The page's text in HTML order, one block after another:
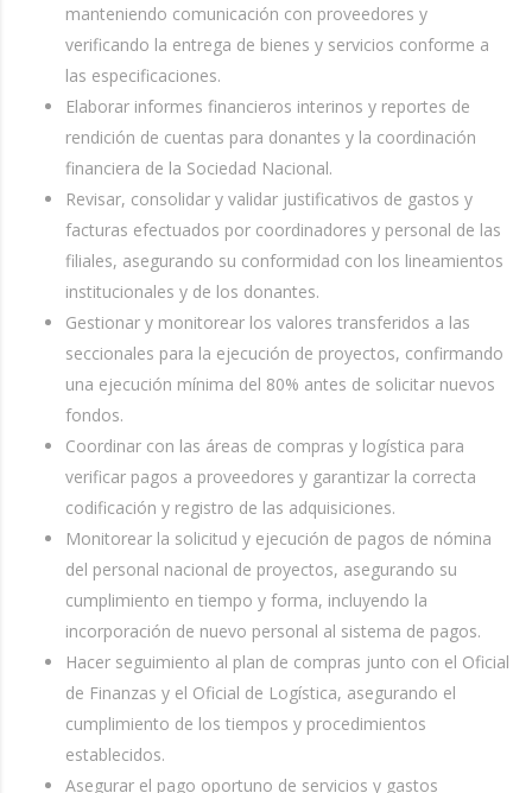
manteniendo comunicación con proveedores y
verificando la entrega de bienes y servicios conforme a
las especificaciones.
Elaborar informes financieros interinos y reportes de
rendición de cuentas para donantes y la coordinación
financiera de la Sociedad Nacional.
Revisar, consolidar y validar justificativos de gastos y
facturas efectuados por coordinadores y personal de las
filiales, asegurando su conformidad con los lineamientos
institucionales y de los donantes.
Gestionar y monitorear los valores transferidos a las
seccionales para la ejecución de proyectos, confirmando
una ejecución mínima del 80% antes de solicitar nuevos
fondos.
Coordinar con las áreas de compras y logística para
verificar pagos a proveedores y garantizar la correcta
codificación y registro de las adquisiciones.
Monitorear la solicitud y ejecución de pagos de nómina
del personal nacional de proyectos, asegurando su
cumplimiento en tiempo y forma, incluyendo la
incorporación de nuevo personal al sistema de pagos.
Hacer seguimiento al plan de compras junto con el Oficial
de Finanzas y el Oficial de Logística, asegurando el
cumplimiento de los tiempos y procedimientos
establecidos.
Asegurar el pago oportuno de servicios y gastos